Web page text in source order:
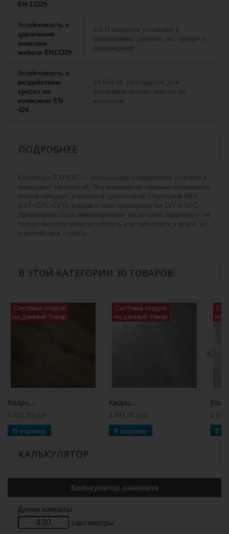
EN 13329
Устойчивость к
царапанию
ножками
мебели EN13329
5.0 Н покрытие устойчиво к
образованию царапин, нет трещин и
повреждений
Устойчивость к
воздействию
кресел на
колесиках EN
424
24 640 об. пригодность для
роликовых кресел, кресел на
колесиках
ПОДРОБНЕЕ
Коллекция EXPERT — воплощение современной эстетики и
передовых технологий. Эта инженерная каменно-полимерная
плитка обладает усиленной трехслойной структурой ABA
(LVT+SPC+LVT), вобрав в себя преимущества LVT и SPC.
Применение столь инновационных технологий гарантирует не
только высокую износостойкость и устойчивость к влаге, но
и долгий срок службы.
В ЭТОЙ КАТЕГОРИИ 30 ТОВАРОВ:
Кварц...
4 831,20 руб
В корзину
Кварц...
4 941,00 руб
В корзину
4
В
КАЛЬКУЛЯТОР
Калькулятор ламината
Длина комнаты
сантиметры